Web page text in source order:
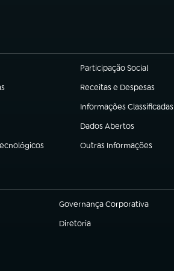
Participação Social
(abre em nova aba)
Receitas e Despesas
(abre em nova aba)
Informações Classificadas
(abre em nova aba)
Dados Abertos
(abre em nova aba)
Outras Informações
(abre em nova aba)
Governança Corporativa
(abre em nova aba)
Diretoria
(abre em nova aba)